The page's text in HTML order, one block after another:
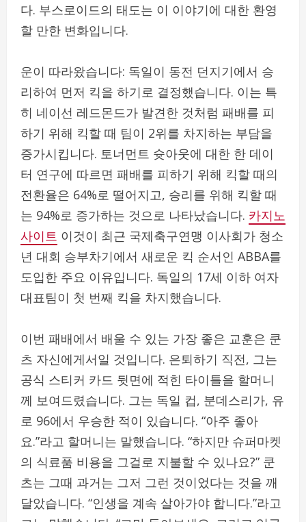
다. 부스로이드의 태도는 이 이야기에 대한 환영
할 만한 변화입니다.
운이 따라왔습니다: 독일이 동전 던지기에서 승
리하여 먼저 킥을 하기로 결정했습니다. 이는 특
히 네이선 레드몬드가 발견한 것처럼 패배를 피
하기 위해 킥할 때 팀이 2위를 차지하는 부담을
증가시킵니다. 토너먼트 슛아웃에 대한 한 데이
터 연구에 따르면 패배를 피하기 위해 킥할 때의
전환율은 64%로 떨어지고, 승리를 위해 킥할 때
는 94%로 증가하는 것으로 나타났습니다. 카지노
사이트 이것이 최근 국제축구연맹 이사회가 청소
년 대회 승부차기에서 새로운 킥 순서인 ABBA를
도입한 주요 이유입니다. 독일의 17세 이하 여자
대표팀이 첫 번째 킥을 차지했습니다.
이번 패배에서 배울 수 있는 가장 좋은 교훈은 쿤
츠 자신에게서일 것입니다. 은퇴하기 직전, 그는
공식 스티커 카드 뒷면에 적힌 타이틀을 할머니
께 보여드렸습니다. 그는 독일 컵, 분데스리가, 유
로 96에서 우승한 적이 있습니다. “아주 좋아
요.”라고 할머니는 말했습니다. “하지만 슈퍼마켓
의 식료품 비용을 그걸로 지불할 수 있나요?” 쿤
츠는 그때 과거는 그저 그런 것이었다는 것을 깨
달았습니다. “인생을 계속 살아가야 합니다.”라고